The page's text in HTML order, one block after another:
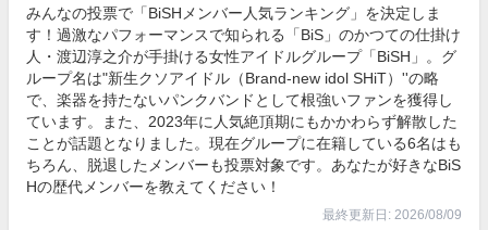
みんなの投票で「BiSHメンバー人気ランキング」を決定しま
す！過激なパフォーマンスで知られる「BiS」のかつての仕掛け
人・渡辺淳之介が手掛ける女性アイドルグループ「BiSH」。グ
ループ名は"新生クソアイドル（Brand-new idol SHiT）''の略
で、楽器を持たないパンクバンドとして根強いファンを獲得し
ています。また、2023年に人気絶頂期にもかかわらず解散した
ことが話題となりました。現在グループに在籍している6名はも
ちろん、脱退したメンバーも投票対象です。あなたが好きなBiS
Hの歴代メンバーを教えてください！
最終更新日: 2026/08/09